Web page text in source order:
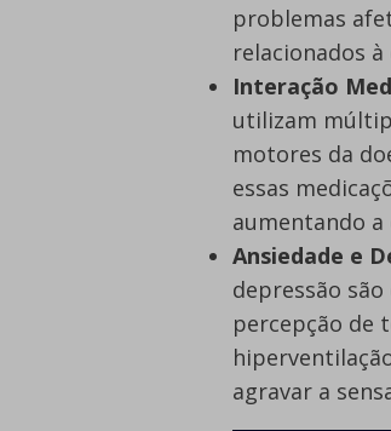
problemas
relacionados à
Interação
utilizam
motores da
essas
aumentando
Ansiedade e
depressão
percepção de
agravar a